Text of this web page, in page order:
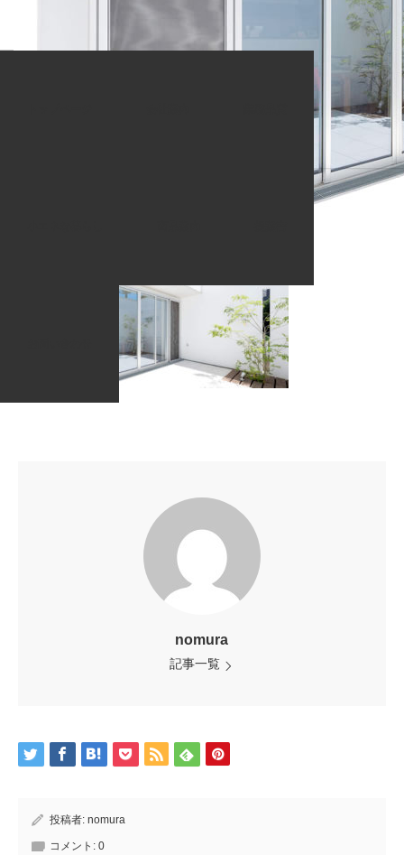
nomura
記事一覧
投稿者: nomura
コメント: 0